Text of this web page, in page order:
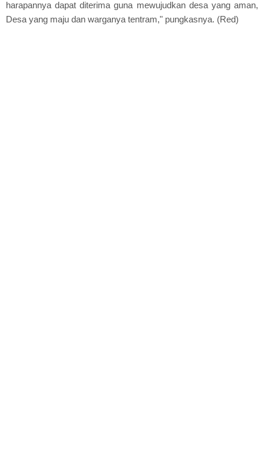
harapannya dapat diterima guna mewujudkan desa yang aman,
Desa yang maju dan warganya tentram," pungkasnya. (Red)